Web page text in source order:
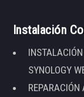
Instalación
SYNOLOGY